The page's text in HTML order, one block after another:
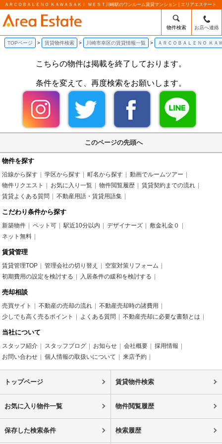
ＡＲＣＯＢＡＬＥＮＯ ＫＡＷＡＳＡＫＩ ＷＥＳＴ川崎駅のワンルーム賃貸マンション | エリアエステート
物件検索 お店へ連絡
TOPページ 賃貸物件検索 川崎市幸区の賃貸情報一覧 ＡＲＣＯＢＡＬＥＮＯ ＫＡ
こちらの物件は掲載を終了しております。
条件を変えて、再度検索をお願いします。
このページの先頭へ
物件を探す
沿線から探す 学区から探す 町名から探す
動画でルームツアー
物件リクエスト
お気に入り一覧 物件閲覧履歴
賃貸契約までの流れ
賃貸よくある質問
不動産用語・賃貸用語集
こだわり条件から探す
新築物件 ペット可 駅近10分以内 デザイナーズ
敷金礼金０
ネット無料
賃貸管理
賃貸管理TOP 管理会社の切り替え
空室対策リフォーム
初期費用の設定を検討する
入居条件の緩和を検討する
売却相談
売買サイト 不動産の売却の流れ
不動産売却時の諸費用
少しでも高く売るポイント
よくある質問 不動産売却に必要な書類とは
当社について
スタッフ紹介 スタッフブログ お知らせ 会社概要
採用情報
お問い合わせ
個人情報の取扱いについて 来店予約
トップページ 賃貸物件検索
お気に入り物件一覧 物件閲覧履歴
保存した検索条件 検索履歴